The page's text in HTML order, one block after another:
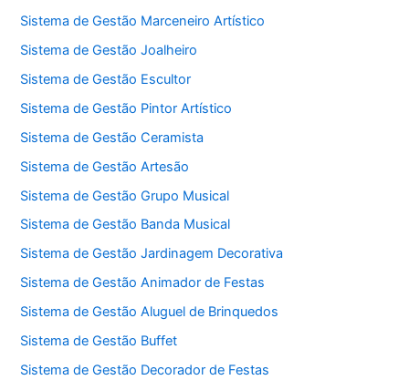
Sistema de Gestão Marceneiro Artístico
Sistema de Gestão Joalheiro
Sistema de Gestão Escultor
Sistema de Gestão Pintor Artístico
Sistema de Gestão Ceramista
Sistema de Gestão Artesão
Sistema de Gestão Grupo Musical
Sistema de Gestão Banda Musical
Sistema de Gestão Jardinagem Decorativa
Sistema de Gestão Animador de Festas
Sistema de Gestão Aluguel de Brinquedos
Sistema de Gestão Buffet
Sistema de Gestão Decorador de Festas